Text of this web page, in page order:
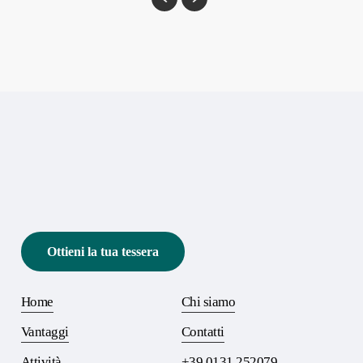
Ottieni la tua tessera
Home
Vantaggi
Chi siamo
Contatti